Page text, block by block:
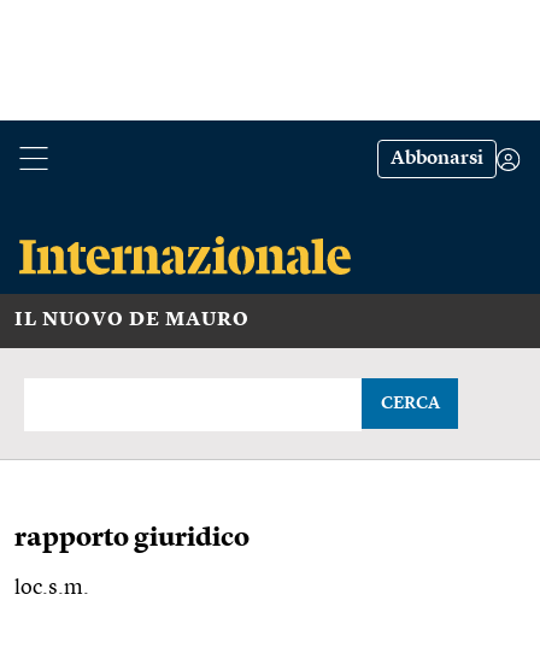
Abbonarsi
IL NUOVO DE MAURO
CERCA
rapporto giuridico
loc.s.m.